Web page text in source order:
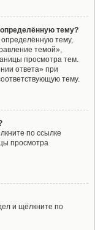
определённую тему?
определённую тему,
темой»,
просмотра тем.
ответа» при
тему.
по ссылке
просмотра
и щёлкните по